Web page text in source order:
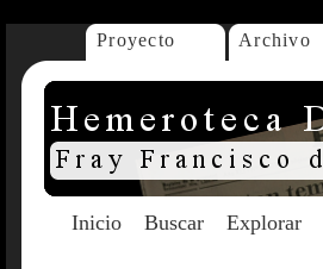
Proyecto Archivo
Inicio Buscar Explorar